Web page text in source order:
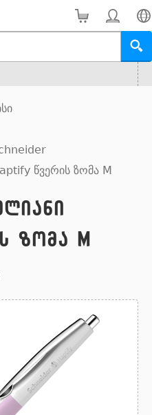
წვერის ზომა M
ზომა M